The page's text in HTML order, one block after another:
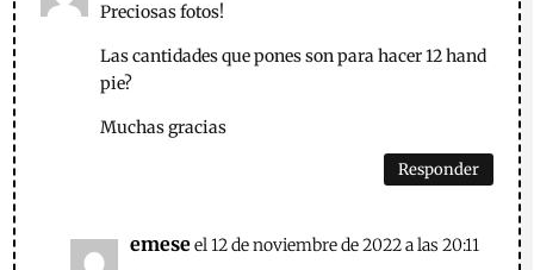
Preciosas fotos!
Las cantidades que pones son para hacer 12 hand
pie?
Muchas gracias
Responder
emeseel 12 de noviembre de 2022 a las 20:11